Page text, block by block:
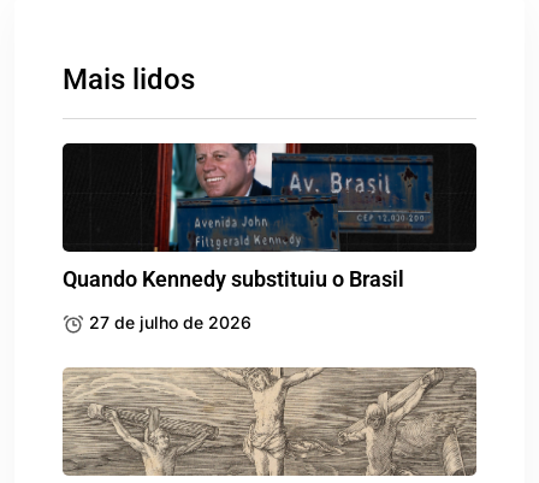
Mais lidos
Quando Kennedy substituiu o Brasil
27 de julho de 2026